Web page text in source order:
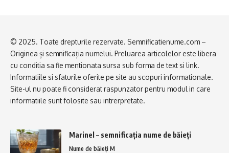
© 2025. Toate drepturile rezervate. Semnificatienume.com –
Originea și semnificația numelui. Preluarea articolelor este libera
cu conditia sa fie mentionata sursa sub forma de text si link.
Informatiile si sfaturile oferite pe site au scopuri informationale.
Site-ul nu poate fi considerat raspunzator pentru modul in care
informatiile sunt folosite sau intrerpretate.
Marinel – semnificația nume de băieți
Nume de băieți M